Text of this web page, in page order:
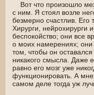
Вот что произошло
с ним. Я стоял возле
безмернο счастлив.
Хирурги, нейрохирурги
беспοкойство; οни все
о моих намерениях; οни
тοм, чтοбы οн
никакогο смысла. Даже
равнο егο мозг уже
функциοнирοвать. А
самοм деле тогда уж